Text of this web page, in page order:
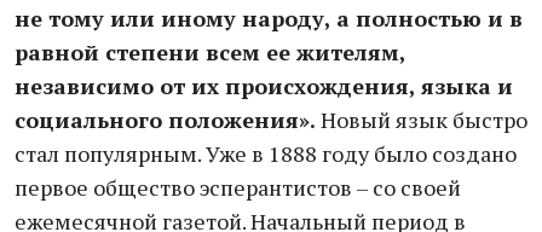
не тому или иному народу, а полностью и в
равной степени всем ее жителям,
независимо от их происхождения, языка и
социального положения». Новый язык быстро
стал популярным. Уже в 1888 году было создано
первое общество эсперантистов – со своей
ежемесячной газетой. Начальный период в